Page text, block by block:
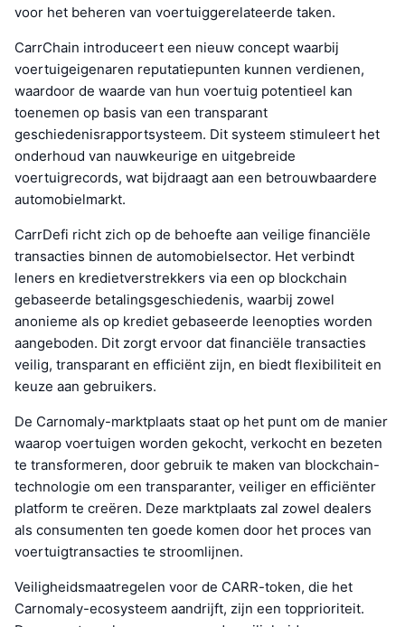
voor het beheren van voertuiggerelateerde taken.
CarrChain introduceert een nieuw concept waarbij
voertuigeigenaren reputatiepunten kunnen verdienen,
waardoor de waarde van hun voertuig potentieel kan
toenemen op basis van een transparant
geschiedenisrapportsysteem. Dit systeem stimuleert het
onderhoud van nauwkeurige en uitgebreide
voertuigrecords, wat bijdraagt aan een betrouwbaardere
automobielmarkt.
CarrDefi richt zich op de behoefte aan veilige financiële
transacties binnen de automobielsector. Het verbindt
leners en kredietverstrekkers via een op blockchain
gebaseerde betalingsgeschiedenis, waarbij zowel
anonieme als op krediet gebaseerde leenopties worden
aangeboden. Dit zorgt ervoor dat financiële transacties
veilig, transparant en efficiënt zijn, en biedt flexibiliteit en
keuze aan gebruikers.
De Carnomaly-marktplaats staat op het punt om de manier
waarop voertuigen worden gekocht, verkocht en bezeten
te transformeren, door gebruik te maken van blockchain-
technologie om een transparanter, veiliger en efficiënter
platform te creëren. Deze marktplaats zal zowel dealers
als consumenten ten goede komen door het proces van
voertuigtransacties te stroomlijnen.
Veiligheidsmaatregelen voor de CARR-token, die het
Carnomaly-ecosysteem aandrijft, zijn een topprioriteit.